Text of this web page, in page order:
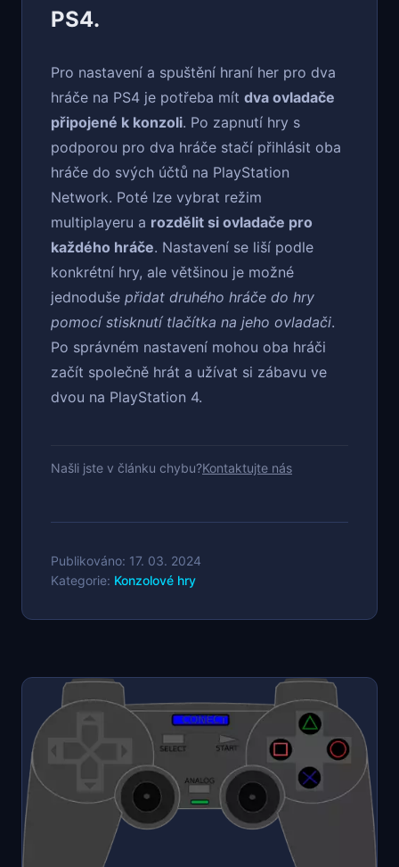
PS4.
Pro nastavení a spuštění hraní her pro dva
hráče na PS4 je potřeba mít dva ovladače
připojené k konzoli. Po zapnutí hry s
podporou pro dva hráče stačí přihlásit oba
hráče do svých účtů na PlayStation
Network. Poté lze vybrat režim
multiplayeru a rozdělit si ovladače pro
každého hráče. Nastavení se liší podle
konkrétní hry, ale většinou je možné
jednoduše přidat druhého hráče do hry
pomocí stisknutí tlačítka na jeho ovladači.
Po správném nastavení mohou oba hráči
začít společně hrát a užívat si zábavu ve
dvou na PlayStation 4.
Našli jste v článku chybu?Kontaktujte nás
Publikováno: 17. 03. 2024
Kategorie: Konzolové hry